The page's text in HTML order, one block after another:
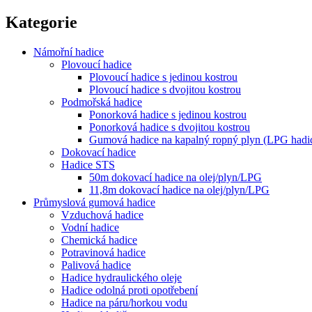
Kategorie
Námořní hadice
Plovoucí hadice
Plovoucí hadice s jedinou kostrou
Plovoucí hadice s dvojitou kostrou
Podmořská hadice
Ponorková hadice s jedinou kostrou
Ponorková hadice s dvojitou kostrou
Gumová hadice na kapalný ropný plyn (LPG
Dokovací hadice
Hadice STS
50m dokovací hadice na olej/plyn/LPG
11,8m dokovací hadice na olej/plyn/LPG
Průmyslová gumová hadice
Vzduchová hadice
Vodní hadice
Chemická hadice
Potravinová hadice
Palivová hadice
Hadice hydraulického oleje
Hadice odolná proti opotřebení
Hadice na páru/horkou vodu